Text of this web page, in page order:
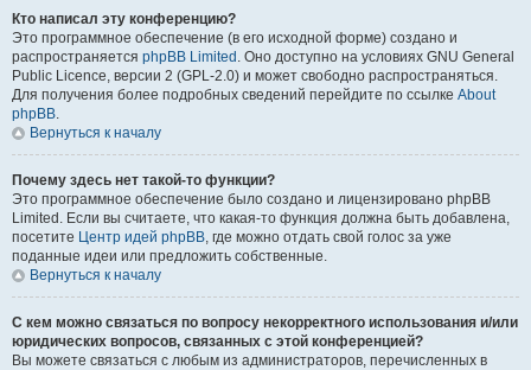
Кто написал эту конференцию?
Это программное обеспечение (в его исходной форме) создано и
распространяется phpBB Limited . Оно доступно на условиях GNU General
Public Licence, версии 2 (GPL-2.0) и может свободно распространяться.
Для получения более подробных сведений перейдите по ссылке About
phpBB.
Вернуться к началу
Почему здесь нет такой-то функции?
Это программное обеспечение было создано и лицензировано phpBB
Limited. Если вы считаете, что какая-то функция должна быть добавлена,
посетите Центр идей phpBB, где можно отдать свой голос за уже
поданные идеи или предложить собственные.
Вернуться к началу
С кем можно связаться по вопросу некорректного использования и/или
юридических вопросов, связанных с этой конференцией?
Вы можете связаться с любым из администраторов, перечисленных в